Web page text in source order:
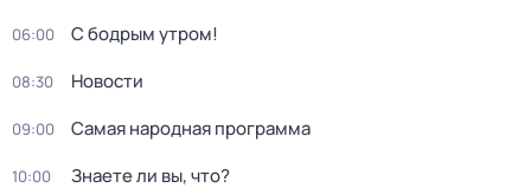
06:00 С бодрым утром!
08:30 Новости
09:00 Самая народная программа
10:00 Знаете ли вы, что?